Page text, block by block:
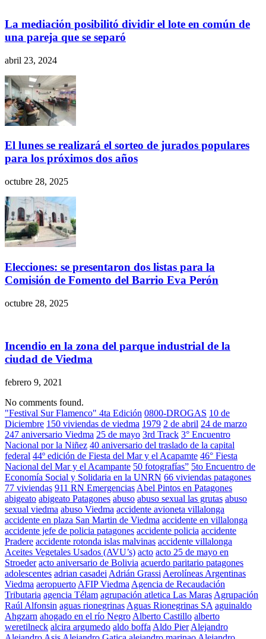
La mediación posibilitó dividir el lote en común de
una pareja que se separó
abril 23, 2024
El lunes se realizará el sorteo de jurados populares
para los próximos dos años
octubre 28, 2025
Elecciones: se presentaron dos listas para la
Comisión de Fomento del Barrio Eva Perón
octubre 28, 2025
Incendio en la zona del parque industrial de la
ciudad de Viedma
febrero 9, 2021
No comments found.
"Festival Sur Flamenco" 4ta Edición 0800-DROGAS 10 de
Diciembre 150 viviendas de viedma 1979 2 de abril 24 de marzo
247 aniversario Viedma 25 de mayo 3rd Track 3° Encuentro
Nacional por la Niñez 40 aniversario del traslado de la capital
federal 44º edición de Fiesta del Mar y el Acapamte 46° Fiesta
Nacional del Mar y el Acampante 50 fotografías” 5to Encuentro de
Economía Social y Solidaria en la UNRN 66 viviendas patagones
77 viviendas 911 RN Emergencias Abel Pintos en Patagones
abigeato abigeato Patagones abuso abuso sexual las grutas abuso
sexual viedma abuso Viedma accidente avioneta villalonga
accidente en plaza San Martin de Viedma accidente en villalonga
accidente jefe de policia patagones accidente policia accidente
Pradere accidente rotonda islas malvinas accidente villalonga
Aceites Vegetales Usados (AVU’s) acto acto 25 de mayo en
Stroeder acto aniversario de Bolivia acuerdo paritario patagones
adolescentes adrian casadei Adrián Grassi Aerolíneas Argentinas
Viedma aeropuerto AFIP Viedma Agencia de Recaudación
Tributaria agencia Télam agrupación atletica Las Maras Agrupación
Raúl Alfonsin aguas rionegrinas Aguas Rionegrinas SA aguinaldo
Ahgzarn ahogado en el río Negro Alberto Castillo alberto
weretilneck alcira argumedo aldo boffa Aldo Pier Alejandro